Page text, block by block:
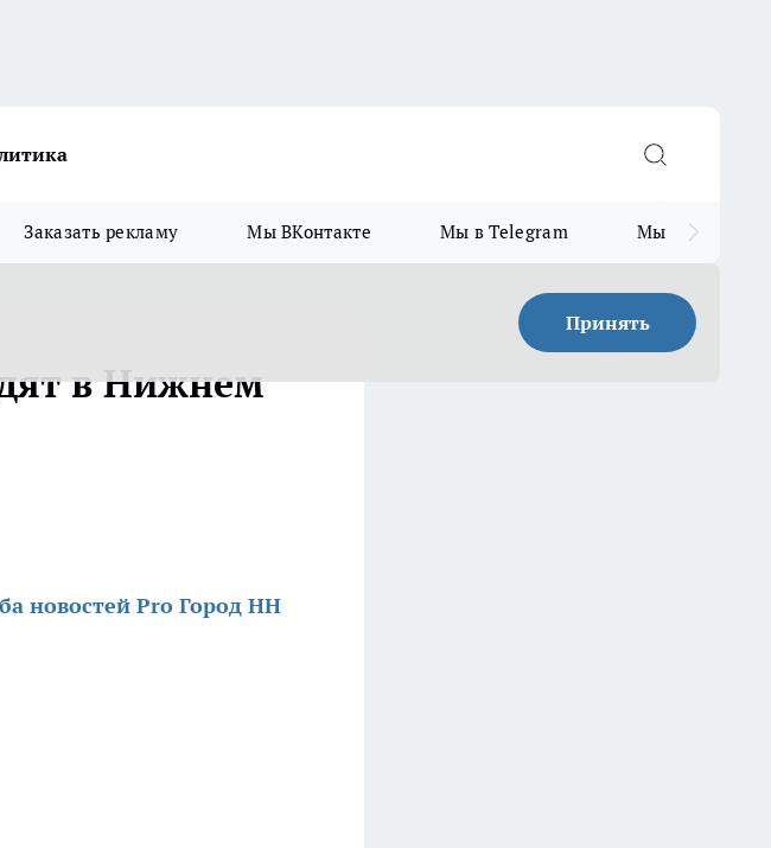
Заказать рекламу Мы ВКонтакте Мы в Telegram Мы в MAX
Принять
в Нижнем
новостей Pro Город НН